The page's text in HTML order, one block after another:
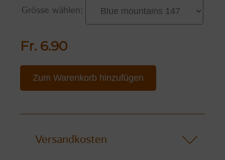
Grösse wählen:
Fr. 6.90
Zum Warenkorb hinzufügen
Versandkosten